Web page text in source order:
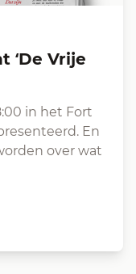
in het Fort
En
over wat